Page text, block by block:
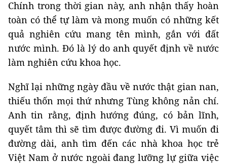
Chính trong thời gian này, anh nhận thấy hoàn
toàn có thể tự làm và mong muốn có những kết
quả nghiên cứu mang tên mình, gắn với đất
nước mình. Đó là lý do anh quyết định về nước
làm nghiên cứu khoa học.
Nghĩ lại những ngày đầu về nước thật gian nan,
thiếu thốn mọi thứ nhưng Tùng không nản chí.
Anh tin rằng, định hướng đúng, có bản lĩnh,
quyết tâm thì sẽ tìm được đường đi. Vì muốn đi
đường dài, anh tìm đến các nhà khoa học trẻ
Việt Nam ở nước ngoài đang lưỡng lự giữa việc